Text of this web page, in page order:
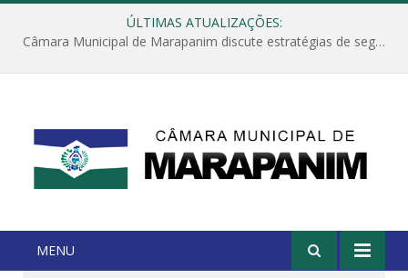
ÚLTIMAS ATUALIZAÇÕES:
Câmara Municipal de Marapanim discute estratégias de segurança com autoridades e poder executivo
MENU